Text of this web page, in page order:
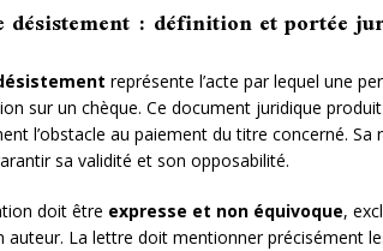
désistement : définition et portée
représente l’acte par lequel une
sur un chèque. Ce document juridique
l’obstacle au paiement du titre concerné.
sa validité et son opposabilité.
doit être expresse et non équivoque,
auteur. La lettre doit mentionner précisément